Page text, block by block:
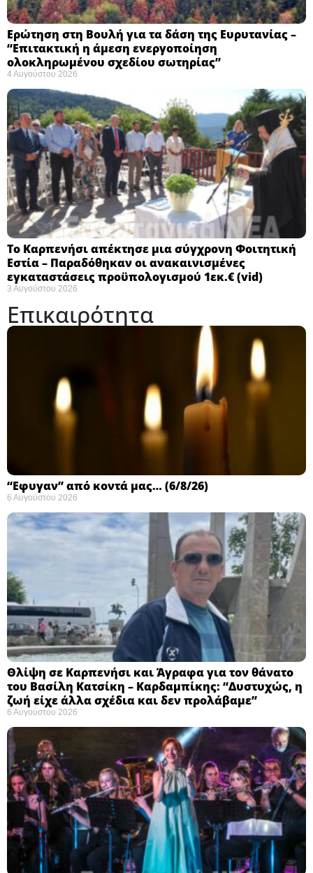
Ερώτηση στη Βουλή για τα δάση της Ευρυτανίας –
“Eπιτακτική η άμεση ενεργοποίηση
ολοκληρωμένου σχεδίου σωτηρίας”
4 Αυγούστου 2026
Το Καρπενήσι απέκτησε μια σύγχρονη Φοιτητική
Εστία – Παραδόθηκαν οι ανακαινισμένες
εγκαταστάσεις προϋπολογισμού 1εκ.€ (vid)
3 Αυγούστου 2026
Επικαιρότητα
“Εφυγαν” από κοντά μας… (6/8/26)
6 Αυγούστου 2026
Θλίψη σε Καρπενήσι και Άγραφα για τον θάνατο
του Βασίλη Κατσίκη – Καρδαμπίκης: “Δυστυχώς, η
ζωή είχε άλλα σχέδια και δεν προλάβαμε”
6 Αυγούστου 2026